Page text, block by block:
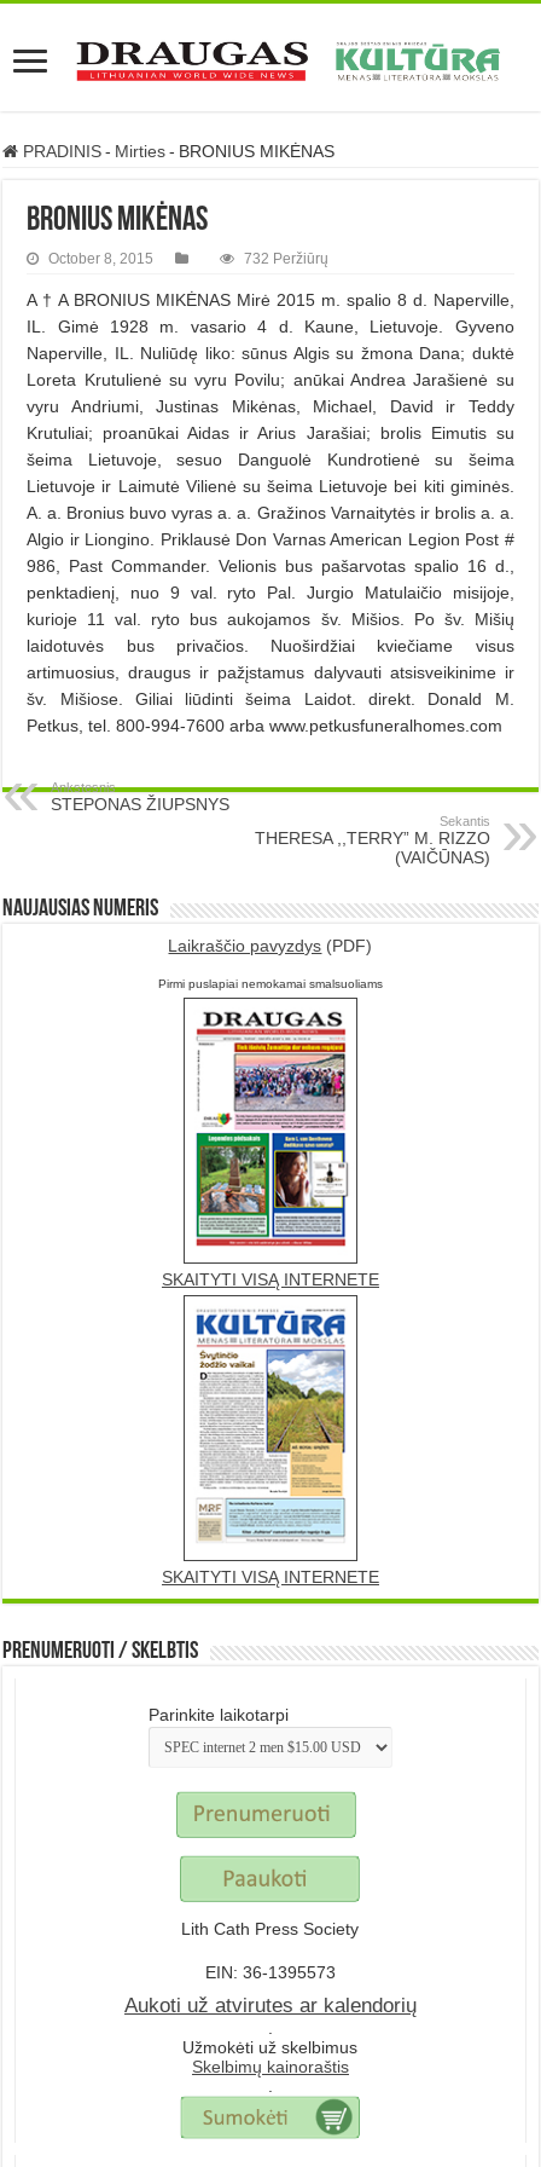
PRADINIS - Mirties - BRONIUS MIKĖNAS
BRONIUS MIKĖNAS
October 8, 2015 732 Peržiūrų
A † A BRONIUS MIKĖNAS Mirė 2015 m. spalio 8 d. Naperville,
IL. Gimė 1928 m. vasario 4 d. Kaune, Lietuvoje. Gyveno
Naperville, IL. Nuliūdę liko: sūnus Algis su žmona Dana; duktė
Loreta Krutulienė su vyru Povilu; anūkai Andrea Jarašienė su
vyru Andriumi, Justinas Mikėnas, Michael, David ir Teddy
Krutuliai; proanūkai Aidas ir Arius Jarašiai; brolis Eimutis su
šeima Lietuvoje, sesuo Danguolė Kundrotienė su šeima
Lietuvoje ir Laimutė Vilienė su šeima Lietuvoje bei kiti giminės.
A. a. Bronius buvo vyras a. a. Gražinos Varnaitytės ir brolis a. a.
Algio ir Liongino. Priklausė Don Varnas American Legion Post #
986, Past Commander. Velionis bus pašarvotas spalio 16 d.,
penktadienį, nuo 9 val. ryto Pal. Jurgio Matulaičio misijoje,
kurioje 11 val. ryto bus aukojamos šv. Mišios. Po šv. Mišių
laidotuvės bus privačios. Nuoširdžiai kviečiame visus
artimuosius, draugus ir pažįstamus dalyvauti atsisveikinime ir
šv. Mišiose. Giliai liūdinti šeima Laidot. direkt. Donald M.
Petkus, tel. 800-994-7600 arba www.petkusfuneralhomes.com
Ankstesnis
STEPONAS ŽIUPSNYS
Sekantis
THERESA ,,TERRY” M. RIZZO
(VAIČŪNAS)
Naujausias numeris
Laikraščio pavyzdys (PDF)
Pirmi puslapiai nemokamai smalsuoliams
SKAITYTI VISĄ INTERNETE
SKAITYTI VISĄ INTERNETE
Prenumeruoti / Skelbtis
Parinkite laikotarpi
Lith Cath Press Society
EIN: 36-1395573
Aukoti už atvirutes ar kalendorių
Užmokėti už skelbimus
Skelbimų kainoraštis